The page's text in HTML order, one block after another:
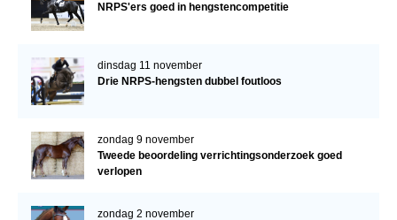
NRPS'ers goed in hengstencompetitie
dinsdag 11 november
Drie NRPS-hengsten dubbel foutloos
zondag 9 november
Tweede beoordeling verrichtingsonderzoek goed
verlopen
zondag 2 november